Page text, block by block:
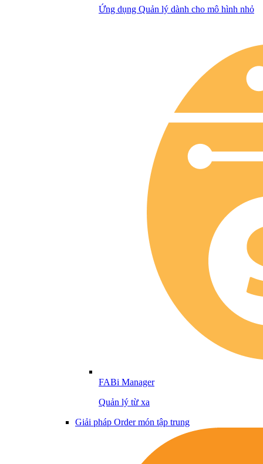
Ứng dụng Quản lý dành cho mô hình nhỏ
FABi Manager
Quản lý từ xa
Giải pháp Order món tập trung